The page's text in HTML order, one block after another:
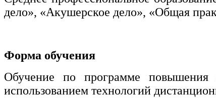
Подготовка к периодической
дело», «Акушерское дело», «Общая
Форма обучения
Обучение по программе повышения
использованием технологий